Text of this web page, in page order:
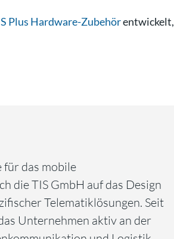
Plus Hardware-Zubehörentwickelt,
das mobile
die TIS GmbH auf das Design
Telematiklösungen. Seit
Unternehmen aktiv an der